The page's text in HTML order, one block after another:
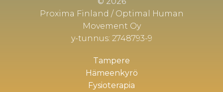
Proxima Finland / Optimal Human
Movement Oy
y-tunnus: 2748793-9
Tampere
Hämeenkyrö
Fysioterapia